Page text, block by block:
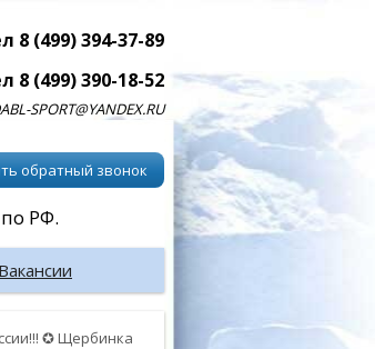
8 (499) 394-37-89
8 (499) 390-18-52
SPORT@YANDEX.RU
обратный звонок
РФ.
Вакансии
✪ Щербинка